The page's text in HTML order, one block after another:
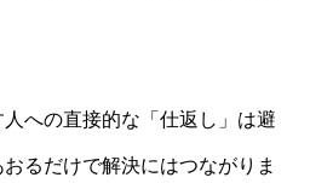
への直接的な「仕返し」は避
るだけで解決にはつながりま